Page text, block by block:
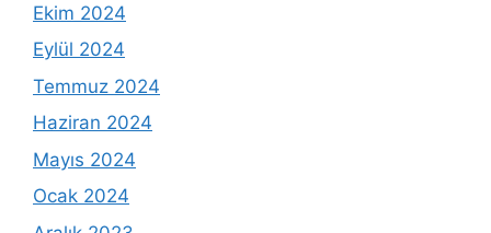
Ekim 2024
Eylül 2024
Temmuz 2024
Haziran 2024
Mayıs 2024
Ocak 2024